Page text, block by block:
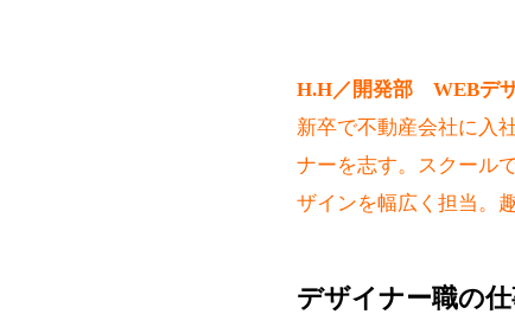
H.H／開発部 WEBデ
新卒で不動産会社に入
ナーを志す。スクール
ザインを幅広く担当。
デザイナー職の仕